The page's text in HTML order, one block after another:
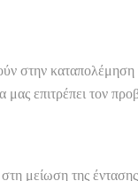
στην
επιτρέπει τον
της